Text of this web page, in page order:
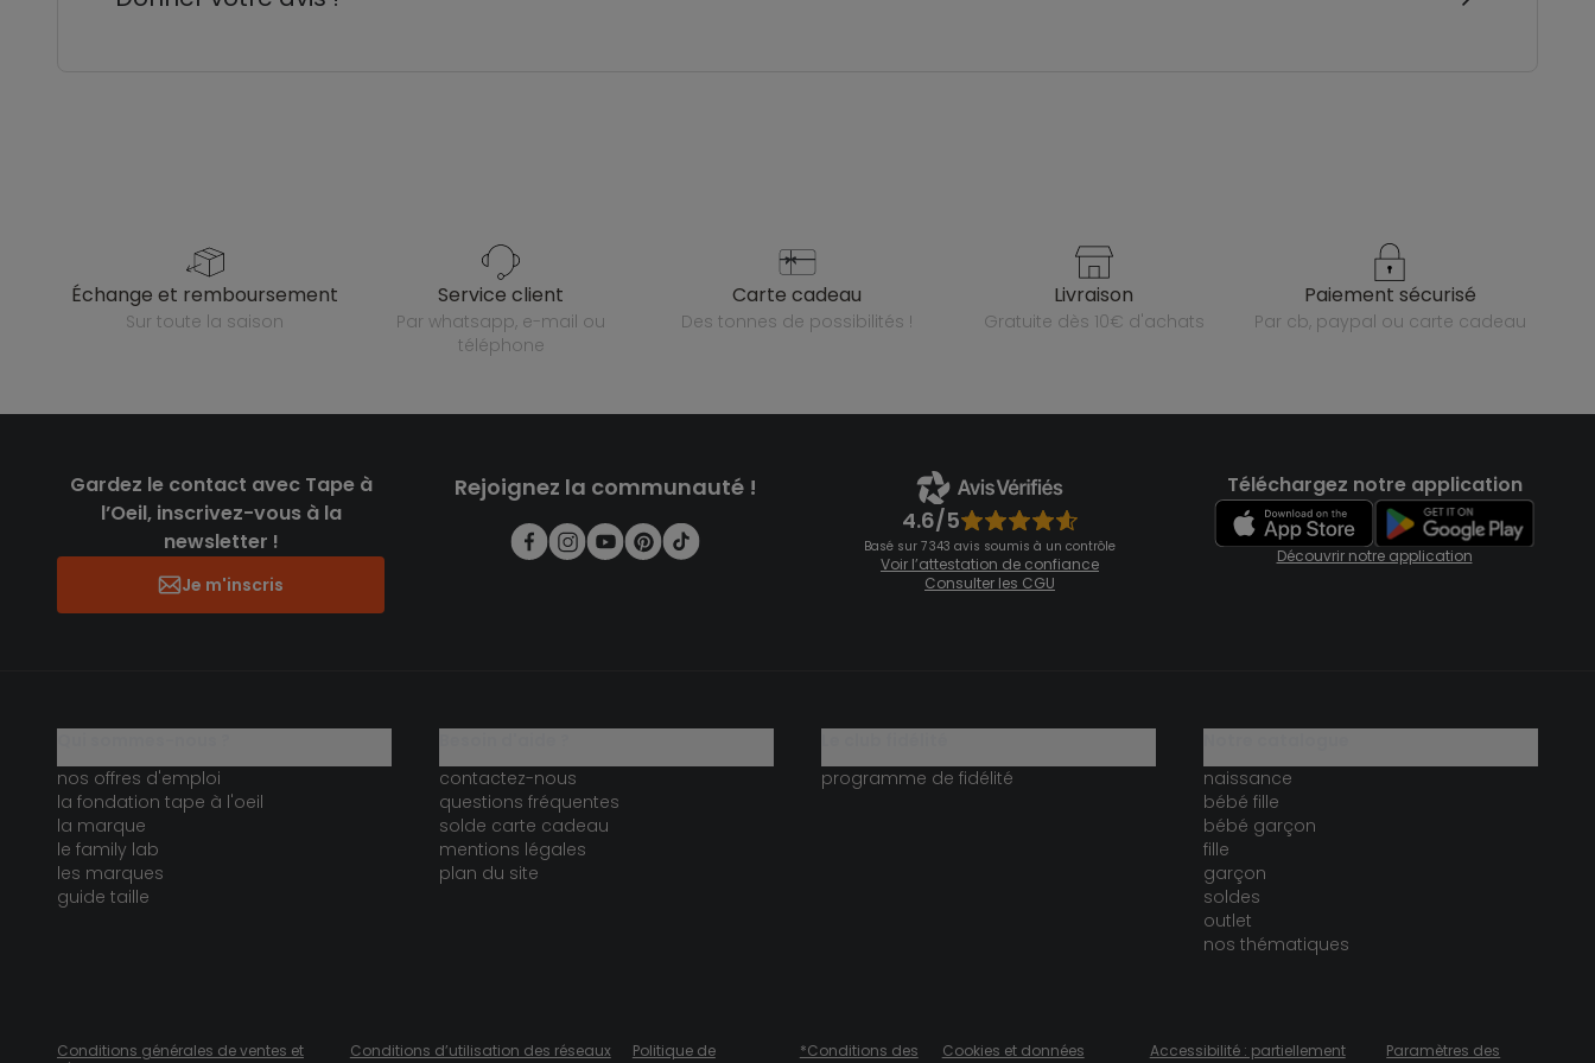
échange et remboursement
sur toute la saison
service client
par whatsapp, e-mail ou
téléphone
carte cadeau
des tonnes de possibilités !
livraison
gratuite dès 10€ d'achats
paiement sécurisé
par cb, paypal ou carte cadeau
Gardez le contact avec Tape à
l’Oeil, inscrivez-vous à la
newsletter !
Je m'inscris
Rejoignez la communauté !
4.6/5
Basé sur 7 343 avis soumis à un contrôle
Voir l’attestation de confiance
Consulter les CGU
Téléchargez notre application
Découvrir notre application
nos offres d'emploi
la fondation tape à l'oeil
la marque
le family lab
les marques
guide taille
contactez-nous
questions fréquentes
solde carte cadeau
mentions légales
plan du site
programme de fidélité
naissance
bébé fille
bébé garçon
fille
garçon
soldes
outlet
nos thématiques
Conditions générales de ventes et
Conditions d’utilisation des réseaux
Politique de
*Conditions des
Cookies et données
Accessibilité : partiellement
Paramètres des